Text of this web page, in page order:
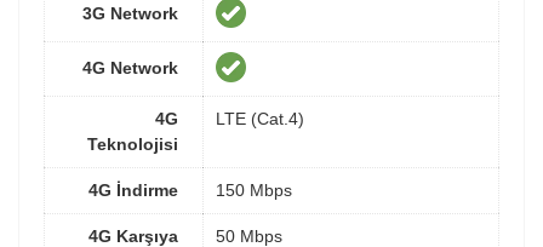
3G Network
4G Network
4G
Teknolojisi
LTE (Cat.4)
4G İndirme 150 Mbps
4G Karşıya
50 Mbps